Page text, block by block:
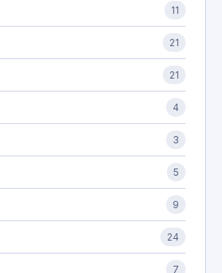
11
21
21
4
3
5
9
24
7